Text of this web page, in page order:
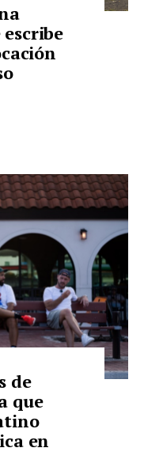
de
que
en